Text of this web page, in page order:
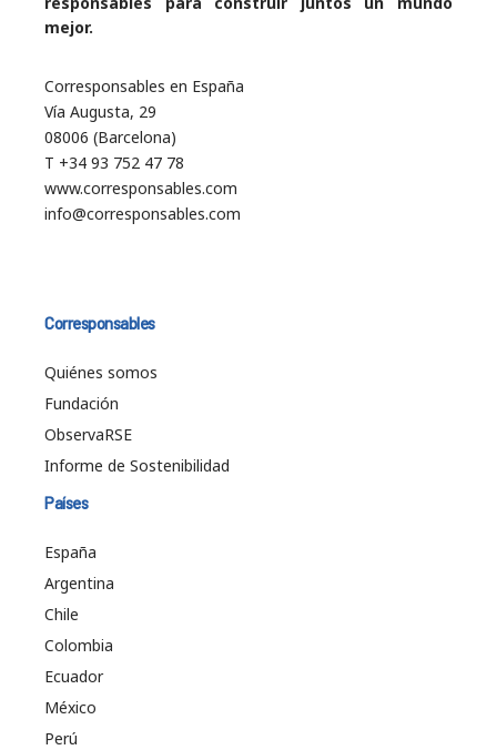
mejor.
Corresponsables en España
Vía Augusta, 29
08006 (Barcelona)
T +34 93 752 47 78
www.corresponsables.com
info@corresponsables.com
Corresponsables
Quiénes somos
Fundación
ObservaRSE
Informe de Sostenibilidad
Países
España
Argentina
Chile
Colombia
Ecuador
México
Perú